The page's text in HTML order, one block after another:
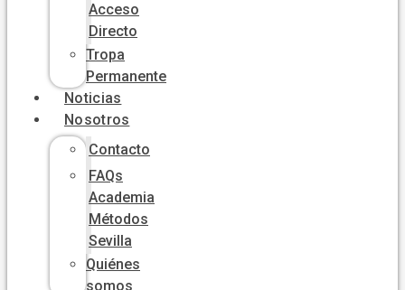
Acceso
Directo
Tropa
Permanente
Noticias
Nosotros
Contacto
FAQs
Academia
Métodos
Sevilla
Quiénes
somos